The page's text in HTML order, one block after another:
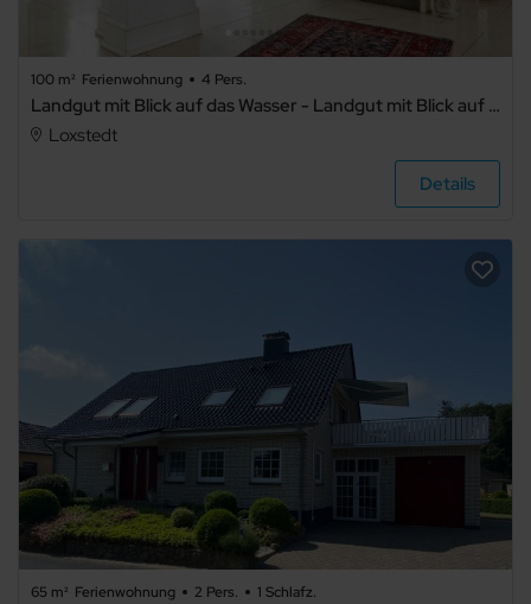
100 m² Ferienwohnung 4 Pers.
Landgut mit Blick auf das Wasser - Landgut mit Blick auf das Wasser .1
Loxstedt
Details
65 m² Ferienwohnung 2 Pers. 1 Schlafz.